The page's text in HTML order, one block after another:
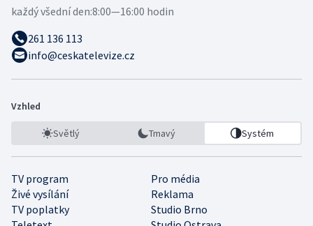
každý všední den:8:00—16:00 hodin
261 136 113
info@ceskatelevize.cz
Vzhled
Světlý Tmavý Systém
TV program
Pro média
Živé vysílání
Reklama
TV poplatky
Studio Brno